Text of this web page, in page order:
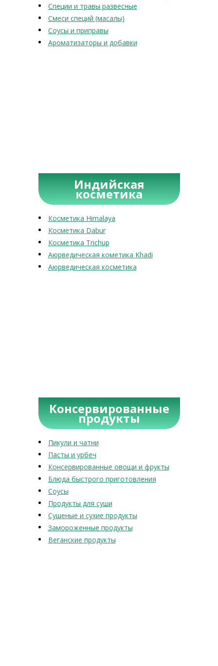
Специи и травы развесные
Смеси специй (масалы)
Соусы и приправы
Ароматизаторы и добавки
Индийская
косметика
Косметика Himalaya
Косметика Dabur
Косметика Trichup
Аюрведическая кометика Khadi
Аюрведическая косметика
Консервированные
продукты
Пикули и чатни
Пасты и урбеч
Консервированные овощи и фрукты
Блюда быстрого приготовления
Соусы
Продукты для суши
Сушеные и сухие продукты
Замороженные продукты
Веганские продукты